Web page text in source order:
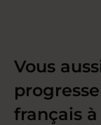
Vous
français